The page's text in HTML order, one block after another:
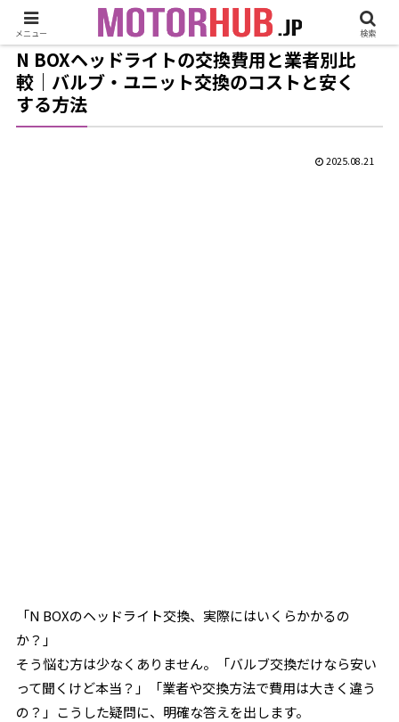
N BOXヘッドライトの交換費用と業者別比
較｜バルブ・ユニット交換のコストと安く
する方法
2025.08.21
「N BOXのヘッドライト交換、実際にはいくらかかるの
か？」
そう悩む方は少なくありません。
「バルブ交換だけなら安い
って聞くけど本当？」「業者や交換方法で費用は大きく違う
の？」 ――こうした疑問に、明確な答えを出します。
メニュー 検索